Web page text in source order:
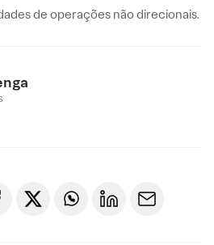
de operações não direcionais.